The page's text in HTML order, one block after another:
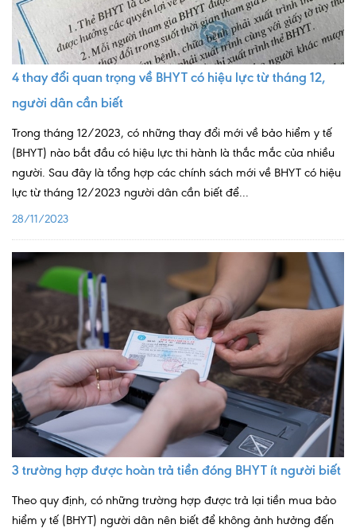
4 thay đổi quan trọng về BHYT có hiệu lực từ tháng 12,
người dân cần biết
Trong tháng 12/2023, có những thay đổi mới về bảo hiểm y tế
(BHYT) nào bắt đầu có hiệu lực thi hành là thắc mắc của nhiều
người. Sau đây là tổng hợp các chính sách mới về BHYT có hiệu
lực từ tháng 12/2023 người dân cần biết để...
28/11/2023
3 trường hợp được hoàn trả tiền đóng BHYT ít người biết
Theo quy định, có những trường hợp được trả lại tiền mua bảo
hiểm y tế (BHYT) người dân nên biết để không ảnh hưởng đến